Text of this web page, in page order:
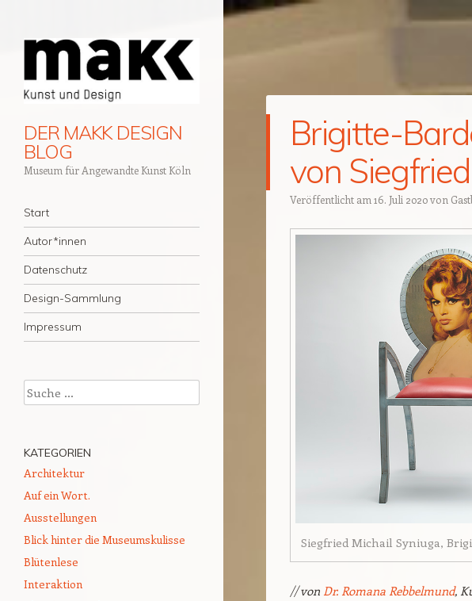
DER MAKK DESIGN
BLOG
Museum für Angewandte Kunst Köln
Navigation
Zum Inhalt springen
Start
Autor*innen
Datenschutz
Design-Sammlung
Impressum
Brigitte-
von
Veröffentlicht am 16. Juli 2020von
Siegfried Michail Syniuga,
// von Dr. Romana Rebbelmund,
Suchen
KATEGORIEN
Architektur
Auf ein Wort.
Ausstellungen
Blick hinter die Museumskulisse
Blütenlese
Interaktion